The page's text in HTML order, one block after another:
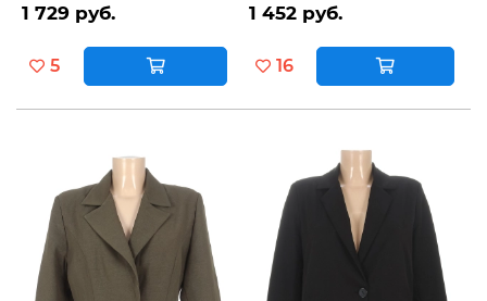
1 729 руб.
5
1 452 руб.
16